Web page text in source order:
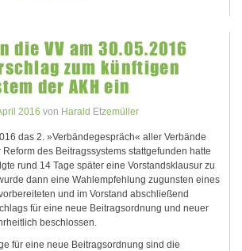
die VV am 30.05.2016
zum künftigen
der AKH ein
2016 von Harald Etzemüller
das 2. »Verbändegespräch« aller Verbände
des Beitragssystems stattgefunden hatte
rund 14 Tage später eine Vorstandsklausur zu
dann eine Wahlempfehlung zugunsten eines
und im Vorstand abschließend
für eine neue Beitragsordnung und neuer
beschlossen.
für eine neue Beitragsordnung sind die